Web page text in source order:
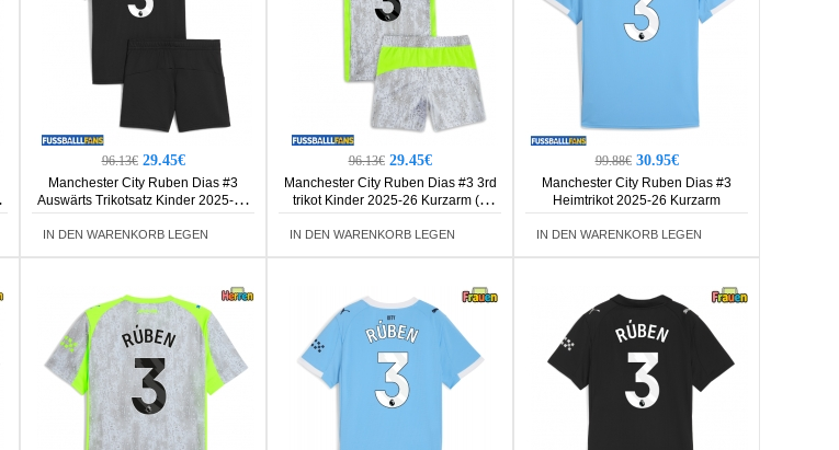
96.13€ 29.45€
Manchester City Ruben Dias #3
Auswärts Trikotsatz Kinder 2025-26
Kurzarm (+ Kurze Hosen)
IN DEN WARENKORB LEGEN
96.13€ 29.45€
Manchester City Ruben Dias #3 3rd
trikot Kinder 2025-26 Kurzarm (+
Kurze Hosen)
IN DEN WARENKORB LEGEN
99.88€ 30.95€
Manchester City Ruben Dias #3
Heimtrikot 2025-26 Kurzarm
IN DEN WARENKORB LEGEN